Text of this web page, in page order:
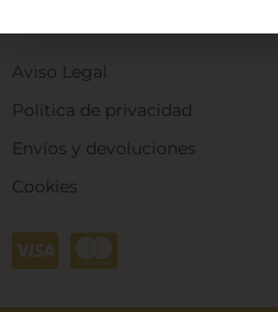
Aviso Legal
Política de privacidad
Envíos y devoluciones
Cookies